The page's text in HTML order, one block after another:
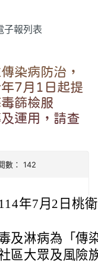
子報列表
染病防治，
7月1日起提
篩檢服
運用，請查
數： 142
年7月2日桃
及淋病為「傳
區大眾及風險